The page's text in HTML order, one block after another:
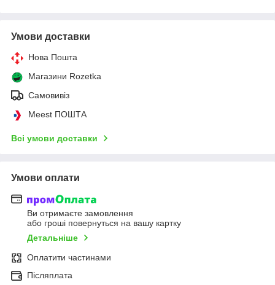
Умови доставки
Нова Пошта
Магазини Rozetka
Самовивіз
Meest ПОШТА
Всі умови доставки
Умови оплати
Ви отримаєте замовлення
або гроші повернуться на вашу картку
Детальніше
Оплатити частинами
Післяплата